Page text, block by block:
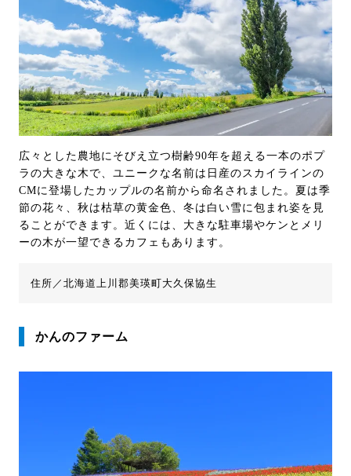
広々とした農地にそびえ立つ樹齢90年を超える一本のポプ
ラの大きな木で、ユニークな名前は日産のスカイラインの
CMに登場したカップルの名前から命名されました。夏は季
節の花々、秋は枯草の黄金色、冬は白い雪に包まれ姿を見
ることができます。近くには、大きな駐車場やケンとメリ
ーの木が一望できるカフェもあります。
住所／北海道上川郡美瑛町大久保協生
かんのファーム